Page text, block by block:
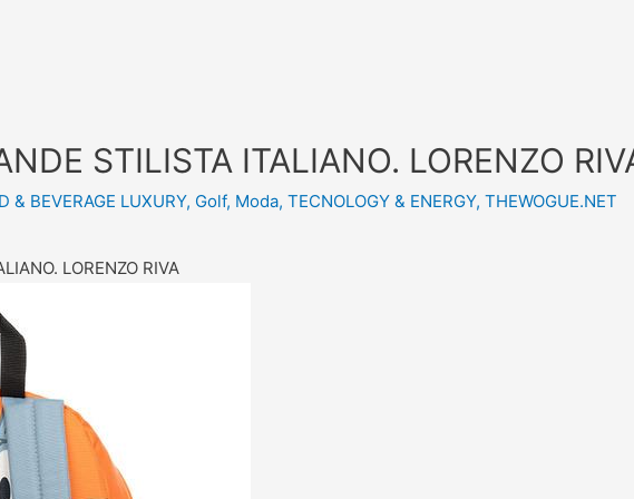
STILISTA ITALIANO. LORENZO
& BEVERAGE LUXURY, Golf, Moda, TECNOLOGY & ENERGY, THEWOGUE.NET
LORENZO RIVA